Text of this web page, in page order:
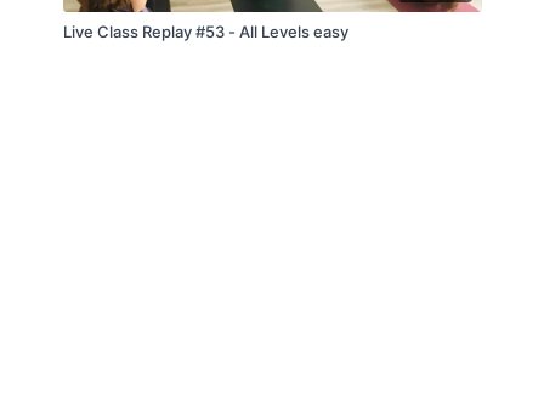
Live Class Replay #53 - All Levels easy